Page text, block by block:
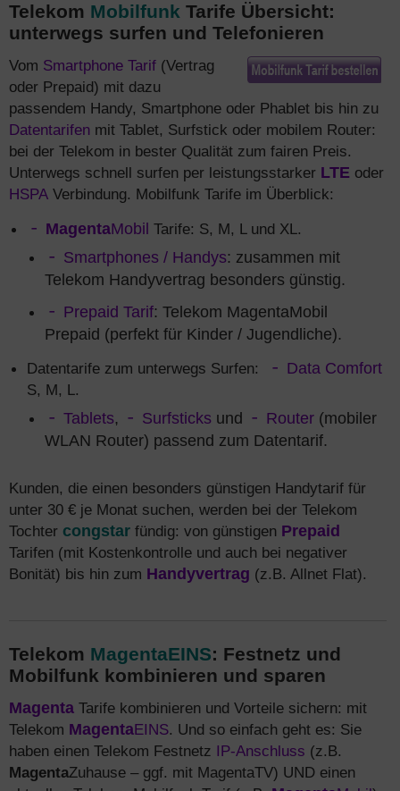
Telekom Mobilfunk Tarife Übersicht:
unterwegs surfen und Telefonieren
Vom Smartphone Tarif (Vertrag
oder Prepaid) mit dazu
passendem Handy, Smartphone oder Phablet bis hin zu
Datentarifen mit Tablet, Surfstick oder mobilem Router:
bei der Telekom in bester Qualität zum fairen Preis.
Unterwegs schnell surfen per leistungsstarker LTE oder
HSPA Verbindung. Mobilfunk Tarife im Überblick:
MagentaMobil Tarife: S, M, L und XL.
Smartphones / Handys: zusammen mit
Telekom Handyvertrag besonders günstig.
Prepaid Tarif: Telekom MagentaMobil
Prepaid (perfekt für Kinder / Jugendliche).
Datentarife zum unterwegs Surfen:
Data Comfort
S, M, L.
Tablets, Surfsticks und Router (mobiler
WLAN Router) passend zum Datentarif.
Kunden, die einen besonders günstigen Handytarif für
unter 30 € je Monat suchen, werden bei der Telekom
Tochter congstar fündig: von günstigen Prepaid
Tarifen (mit Kostenkontrolle und auch bei negativer
Bonität) bis hin zum Handyvertrag (z.B. Allnet Flat).
Telekom MagentaEINS: Festnetz und
Mobilfunk kombinieren und sparen
Magenta Tarife kombinieren und Vorteile sichern: mit
Telekom MagentaEINS. Und so einfach geht es: Sie
haben einen Telekom Festnetz IP-Anschluss (z.B.
MagentaZuhause – ggf. mit MagentaTV) UND einen